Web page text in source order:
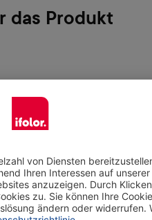
das Produkt